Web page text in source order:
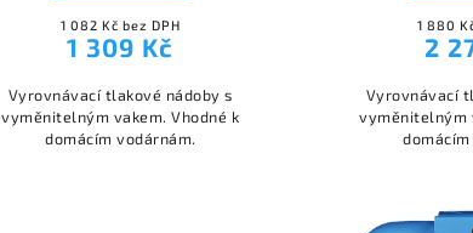
1 082 Kč bez DPH
1 309 Kč
Vyrovnávací tlakové nádoby s
vyměnitelným vakem. Vhodné k
domácím vodárnám.
1 880
2
Vyrovnávací
vyměnitelným